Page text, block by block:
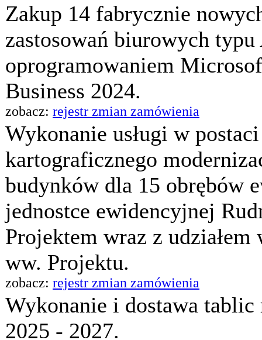
Zakup 14 fabrycznie
zastosowań biurowych
oprogramowaniem
Business 2024.
zobacz: rejestr zmian zamówienia
Wykonanie usługi w
kartograficznego
budynków dla 15 obrębów
jednostce ewidencyjnej
Projektem wraz z udziałem
ww. Projektu.
zobacz: rejestr zmian zamówienia
Wykonanie i dostawa
2025 - 2027.